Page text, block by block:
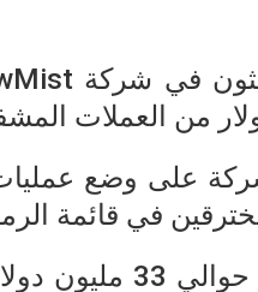
على وضع عمليات
في قائمة
كما تم تجميد